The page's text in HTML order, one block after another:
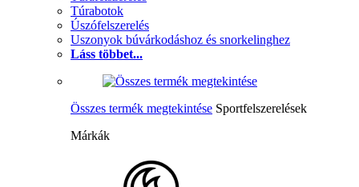
Túrabotok
Úszófelszerelés
Uszonyok búvárkodáshoz és snorkelinghez
Láss többet...
Összes termék megtekintése Sportfelszerelések
Márkák